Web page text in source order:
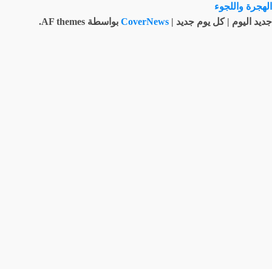
الهجرة واللجوء
جديد اليوم | كل يوم جديد |
CoverNews بواسطة AF themes.